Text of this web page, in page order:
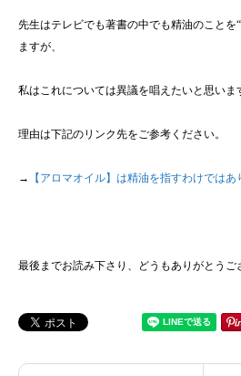
先生はテレビでも著書の中でも精油のことを
ますが、
私はこれについては異議を唱えたいと思いま
理由は下記のリンク先をご参考ください。
→ 【アロマオイル】は精油を指すわけではあ
最後までお読み下さり、どうもありがとうご